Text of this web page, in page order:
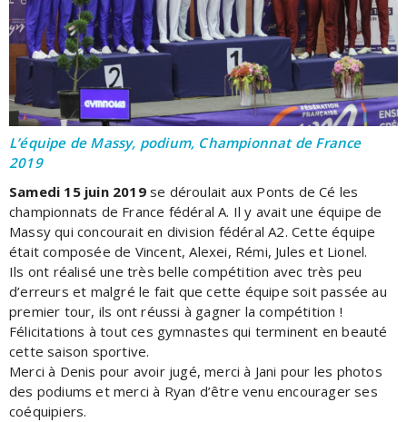
L’équipe de Massy, podium, Championnat de France
2019
Samedi 15 juin 2019se déroulait aux Ponts de Cé les
championnats de France fédéral A. Il y avait une équipe de
Massy qui concourait en division fédéral A2. Cette équipe
était composée de Vincent, Alexei, Rémi, Jules et Lionel.
Ils ont réalisé une très belle compétition avec très peu
d’erreurs et malgré le fait que cette équipe soit passée au
premier tour, ils ont réussi à gagner la compétition !
Félicitations à tout ces gymnastes qui terminent en beauté
cette saison sportive.
Merci à Denis pour avoir jugé, merci à Jani pour les photos
des podiums et merci à Ryan d’être venu encourager ses
coéquipiers.